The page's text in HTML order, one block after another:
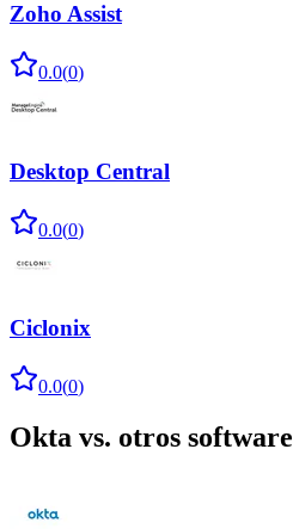
Zoho Assist
0.0(0)
Desktop Central
0.0(0)
Ciclonix
0.0(0)
Okta vs. otros software